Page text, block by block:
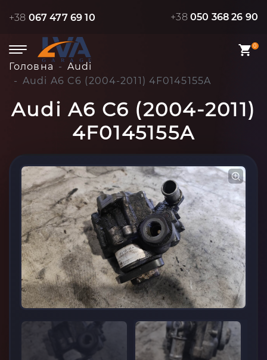
+38 067 477 69 10 +38 050 368 26 90
0
Головна
Audi
Audi A6 C6 (2004-2011) 4F0145155A
Audi A6 C6 (2004-2011)
4F0145155A